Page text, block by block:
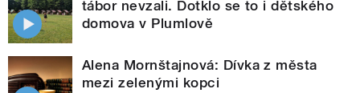
tábor nevzali. Dotklo se to i dětského
domova v Plumlově
Alena Mornštajnová: Dívka z města
mezi zelenými kopci